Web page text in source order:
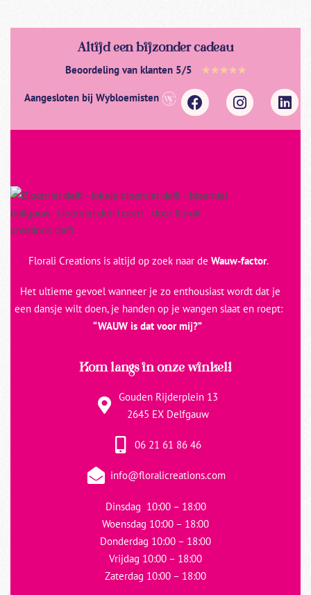
Altijd een bijzonder cadeau
Beoordeling van klanten 5/5 ★★★★★
Aangesloten bij Wybloemisten
Florali Creations is altijd op zoek naar de Wauw-factor.
Het ultieme gevoel wanneer je zo enthousiast wordt dat je
een dansje wilt doen, je handen op je wangen slaat en roept:
“WAUW is dat voor mij?”
Kom langs in onze winkel!
Gouden Rijderplein 13
2645 EX Delfgauw
06 21 61 86 46
info@floralicreations.com
Dinsdag 10:00 – 18:00
Woensdag 10:00 – 18:00
Donderdag 10:00 – 18:00
Vrijdag 10:00 – 18:00
Zaterdag 10:00 – 18:00